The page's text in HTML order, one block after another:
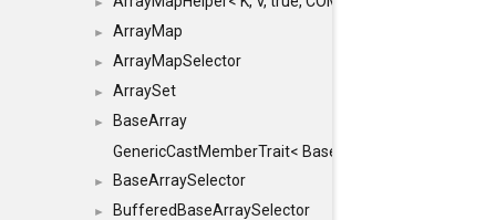
► ArrayMap
► ArrayMapSelector
► ArraySet
►
BaseArray
GenericCastMemberTrait< BaseArray< TO >,
► BaseArraySelector
►
BufferedBaseArraySelector